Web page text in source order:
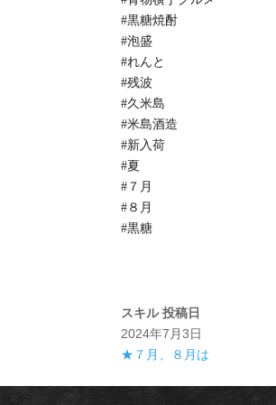
#黒糖焼酎
#泡盛
#れんと
#残波
#久米島
#米島酒造
#新入荷
#夏
#７月
#８月
#黒糖
スキル 投稿日
2024年7月3日
★７月、８月は